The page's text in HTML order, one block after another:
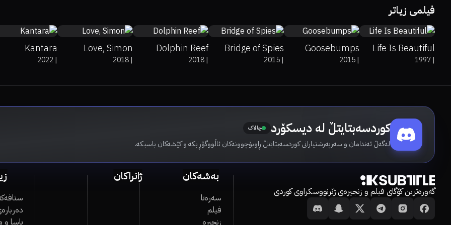
فیلمی زیاتر
Life Is Beautiful
|
1997
Goosebumps
|
2015
Bridge of Spies
|
2015
Dolphin Reef
|
2018
Love, Simon
|
2018
Kantara
|
2022
کوردسەبتایتڵ لە دیسکۆرد چالاک
لەگەڵ ئەندامان و سەرپەرشتیارانی کوردسەبتایتڵ ڕاوبۆچوونەکان ئاڵووگۆڕ بکە و کێشەکان باسبکە.
گەورەترین کۆگای فیلم و زنجیرەی ژێرنووسکراوی کوردی
بەشەکان
سەرەتا
فیلم
زنجیرە
ژانراکان
یاسا و